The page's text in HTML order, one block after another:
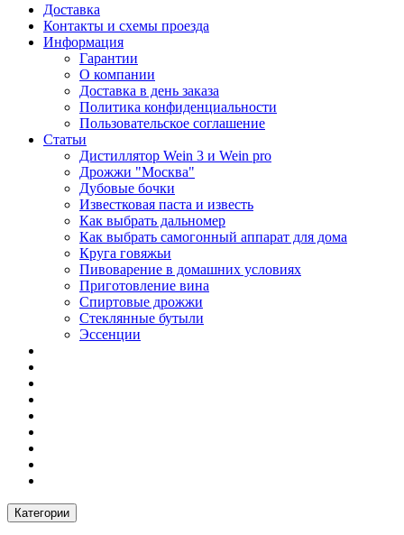
Доставка
Контакты и схемы проезда
Информация
Гарантии
О компании
Доставка в день заказа
Политика конфиденциальности
Пользовательское соглашение
Статьи
Дистиллятор Wein 3 и Wein pro
Дрожжи "Москва"
Дубовые бочки
Известковая паста и известь
Как выбрать дальномер
Как выбрать самогонный аппарат для дома
Круга говяжьи
Пивоварение в домашних условиях
Приготовление вина
Спиртовые дрожжи
Стеклянные бутыли
Эссенции
Категории